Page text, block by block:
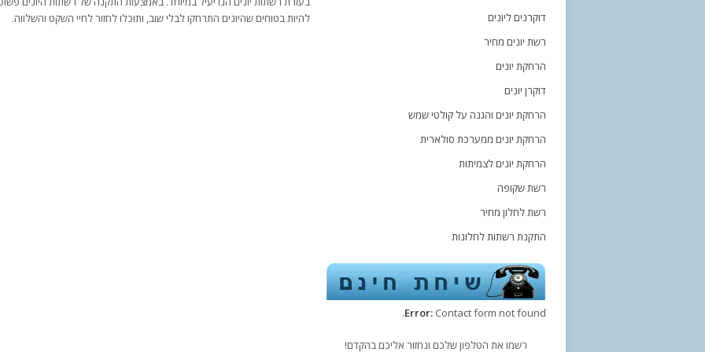
להיות בטוחים שהיונים התרחקו לבלי שוב, ותוכלו לחזור לחיי השקט והשלווה.
דוקרנים ליונים
רשת יונים מחיר
הרחקת יונים
דוקרן יונים
הרחקת יונים והגנה על קולטי שמש
הרחקת יונים ממערכת סולארית
הרחקת יונים לצמיתות
רשת שקופה
רשת לחלון מחיר
התקנת רשתות לחלונות
Error: Contact form not found.
רשמו את הטלפון שלכם ונחזור אליכם בהקדם!